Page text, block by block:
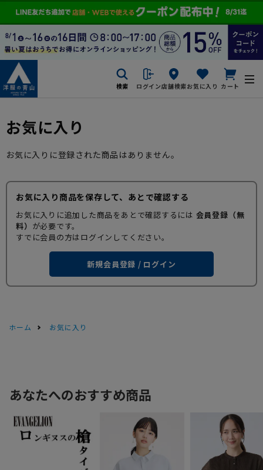
検索 ログイン店舗検索お気に入り カート
お気に入り
お気に入りに登録された商品はありません。
お気に入り商品を保存して、あとで確認する
お気に入りに追加した商品をあとで確認するには 会員登録（無
料） が必要です。
すでに会員の方はログインしてください。
新規会員登録 / ログイン
ホーム お気に入り